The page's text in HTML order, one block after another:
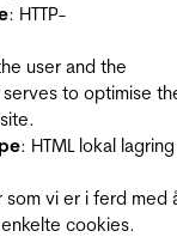
: HTTP-
user and the
to optimise
: HTML lokal lagring
som vi er i ferd med
cookies.